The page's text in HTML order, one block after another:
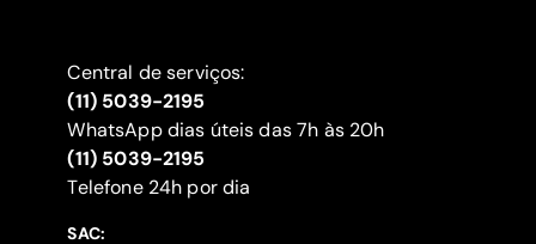
Central de serviços:
(11) 5039-2195
WhatsApp dias úteis das 7h às 20h
(11) 5039-2195
‍Telefone 24h por dia
SAC: